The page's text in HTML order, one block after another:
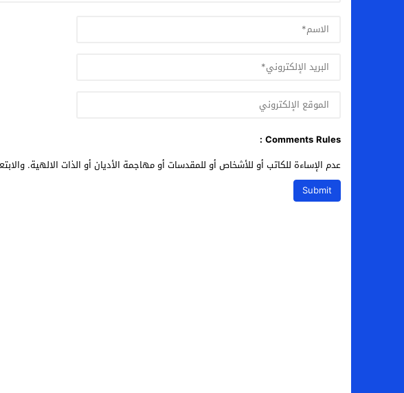
Comments Rules :
عدم الإساءة للكاتب أو للأشخاص أو للمقدسات أو مهاجمة الأديان أو الذات الالهية.